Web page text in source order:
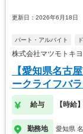
更新日：2026年6月18日
パート・アルバイト
株式会社マツモトキ
【愛知県名古
ークライフバ
す。
給与 【時給
勤務地 愛知県